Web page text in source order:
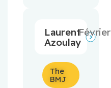
Laurent
Azoulay
Février
The
BMJ